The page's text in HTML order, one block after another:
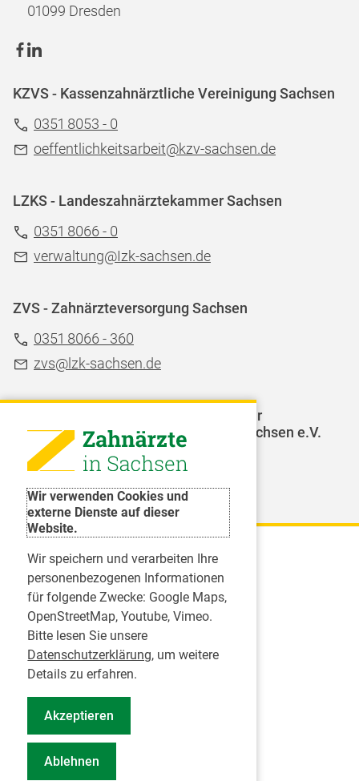
Wir verwenden Cookies und
externe Dienste auf dieser
Website.
Wir speichern und verarbeiten Ihre
personenbezogenen Informationen
für folgende Zwecke: Google Maps,
OpenStreetMap, Youtube, Vimeo.
Bitte lesen Sie unsere
Datenschutzerklärung, um weitere
Details zu erfahren.
Akzeptieren
Ablehnen
01099 Dresden
KZVS - Kassenzahnärztliche Vereinigung Sachsen
0351 8053 - 0
oeffentlichkeitsarbeit@kzv-sachsen.de
LZKS - Landeszahnärztekammer Sachsen
0351 8066 - 0
verwaltung@Izk-sachsen.de
ZVS - Zahnärzteversorgung Sachsen
0351 8066 - 360
zvs@lzk-sachsen.de
LAGZ - Landesarbeitsgemeinschaft für
Jugendzahnpflege des Freistaates Sachsen e.V.
Karriere
Inserate
Praktikum in einer Zahnarztpraxis
Jobs im Zahnärztehaus
Presse
Pressemitteilungen